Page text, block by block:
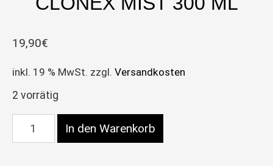
19,90€
inkl. 19 % MwSt. zzgl. Versandkosten
2 vorrätig
Clonex Mist 300 ml Menge
In den Warenkorb